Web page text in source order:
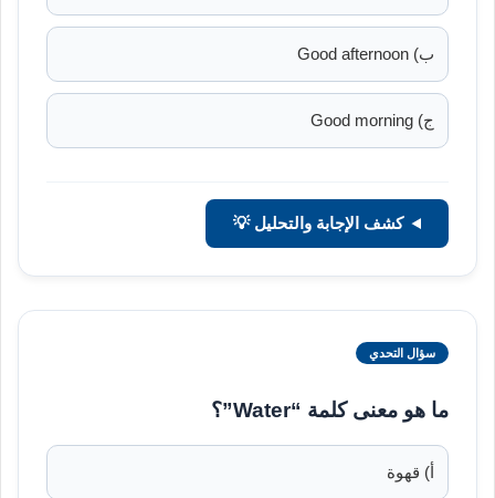
ب) Good afternoon
ج) Good morning
كشف الإجابة والتحليل 💡
سؤال التحدي
ما هو معنى كلمة “Water”؟
أ) قهوة